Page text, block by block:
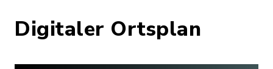
Digitaler Ortsplan